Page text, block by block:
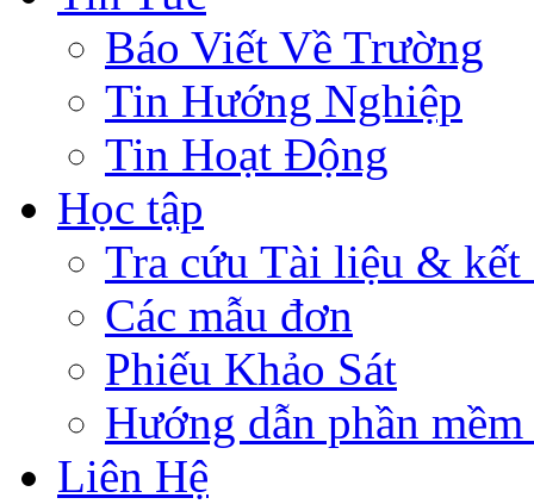
Báo Viết Về Trường
Tin Hướng Nghiệp
Tin Hoạt Động
Học tập
Tra cứu Tài liệu & kết
Các mẫu đơn
Phiếu Khảo Sát
Hướng dẫn phần
Liên Hệ